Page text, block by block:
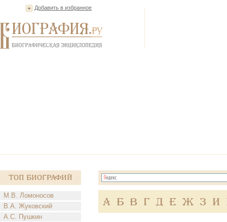
Добавить в избранное
Топ Биографий
М.В. Ломоносов
В.А. Жуковский
А.С. Пушкин
А Б В Г Д Е Ж З И